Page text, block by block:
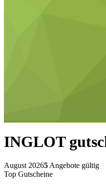
INGLOT
August 20265Angebote gültig
Top Gutscheine